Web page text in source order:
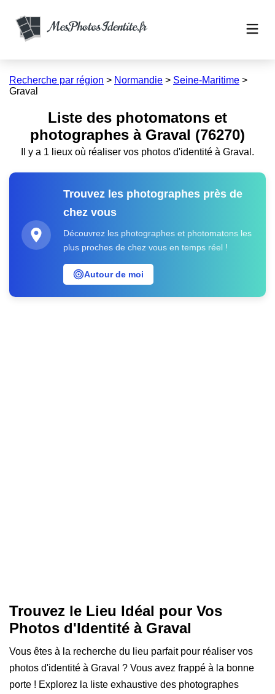
Recherche par région > Normandie > Seine-Maritime >
Graval
Liste des photomatons et
photographes à Graval (76270)
Il y a 1 lieux où réaliser vos photos d'identité à Graval.
Trouvez les photographes près de
chez vous
Découvrez les photographes et photomatons les
plus proches de chez vous en temps réel !
Autour de moi
Trouvez le Lieu Idéal pour Vos
Photos d'Identité à Graval
Vous êtes à la recherche du lieu parfait pour réaliser vos
photos d'identité à Graval ? Vous avez frappé à la bonne
porte ! Explorez la liste exhaustive des photographes